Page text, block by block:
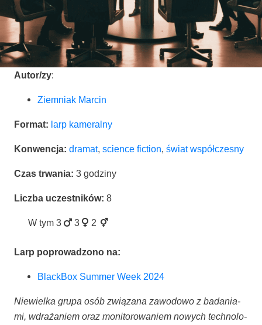
Autor/zy:
Ziem­niak Marcin
For­mat: larp kame­ral­ny
Kon­wen­cja: dra­mat, scien­ce fic­tion świat współ­cze­sny
Czas trwa­nia: 3 godzi­ny
Licz­ba uczest­ni­ków: 8
W tym 3 3 2
Larp popro­wa­dzo­no na:
Black­Box Sum­mer Week 2024
Nie­wiel­ka gru­pa osób zwią­za­na zawo­do­wo z bada­nia­
mi, wdra­ża­niem oraz moni­to­ro­wa­niem nowych tech­no­lo­